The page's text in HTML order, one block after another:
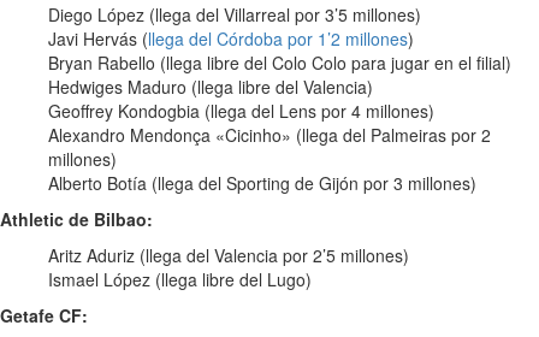
Diego López (llega del Villarreal por 3’5 millones)
Javi Hervás (llega del Córdoba por 1’2 millones)
Bryan Rabello (llega libre del Colo Colo para jugar en el filial)
Hedwiges Maduro (llega libre del Valencia)
Geoffrey Kondogbia (llega del Lens por 4 millones)
Alexandro Mendonça «Cicinho» (llega del Palmeiras por 2
millones)
Alberto Botía (llega del Sporting de Gijón por 3 millones)
Athletic de Bilbao:
Aritz Aduriz (llega del Valencia por 2’5 millones)
Ismael López (llega libre del Lugo)
Getafe CF: